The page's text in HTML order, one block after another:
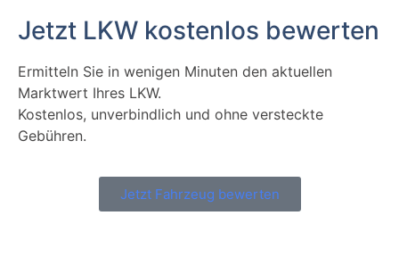
Jetzt LKW kostenlos bewerten
Ermitteln Sie in wenigen Minuten den aktuellen
Marktwert Ihres LKW.
Kostenlos, unverbindlich und ohne versteckte
Gebühren.
Jetzt Fahrzeug bewerten